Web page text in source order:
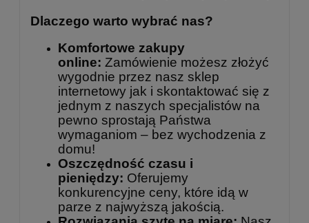
Dlaczego warto wybrać nas?
Komfortowe zakupy
online: Zamówienie możesz złożyć
wygodnie przez nasz sklep
internetowy jak i skontaktować się z
jednym z naszych specjalistów na
pewno sprostają Państwa
wymaganiom – bez wychodzenia z
domu!
Oszczędność czasu i
pieniędzy: Oferujemy
konkurencyjne ceny, które idą w
parze z najwyższą jakością.